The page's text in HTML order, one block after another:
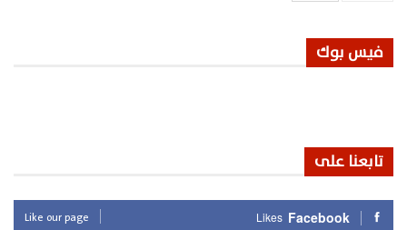
فيس بوك
تابعنا على
Facebook
Likes
Like our page